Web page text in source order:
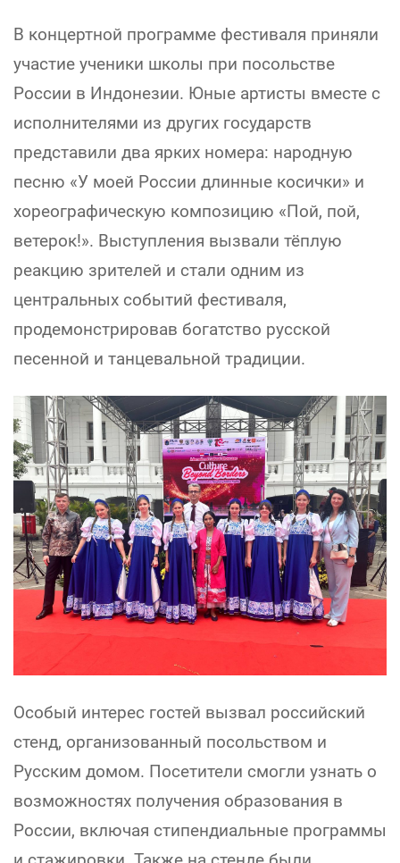
В концертной программе фестиваля приняли
участие ученики школы при посольстве
России в Индонезии. Юные артисты вместе с
исполнителями из других государств
представили два ярких номера: народную
песню «У моей России длинные косички» и
хореографическую композицию «Пой, пой,
ветерок!». Выступления вызвали тёплую
реакцию зрителей и стали одним из
центральных событий фестиваля,
продемонстрировав богатство русской
песенной и танцевальной традиции.
Особый интерес гостей вызвал российский
стенд, организованный посольством и
Русским домом. Посетители смогли узнать о
возможностях получения образования в
России, включая стипендиальные программы